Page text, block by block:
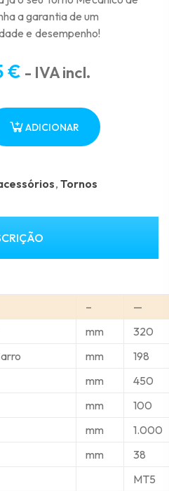
a garantia de um
e desempenho!
€ - IVA incl.
ADICIONAR
, Tornos
–
—
mm
320
mm
198
mm
450
mm
100
mm
1.000
mm
38
MT5